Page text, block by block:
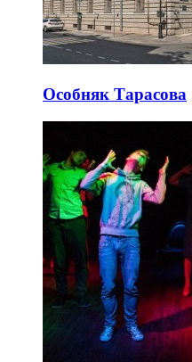
Особняк Тарасова